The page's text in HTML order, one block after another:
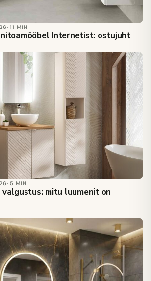
· 11 MIN
Internetist: ostujuht
· 5 MIN
mitu luumenit on